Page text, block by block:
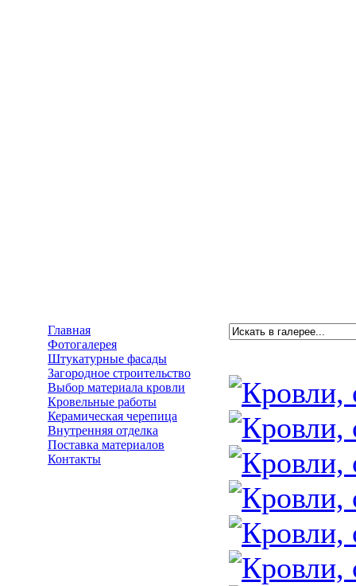
Главная
Фотогалерея
Штукатурные фасады
Загородное строительство
Выбор материала кровли
Кровельные работы
Керамическая черепица
Внутренняя отделка
Поставка материалов
Контакты